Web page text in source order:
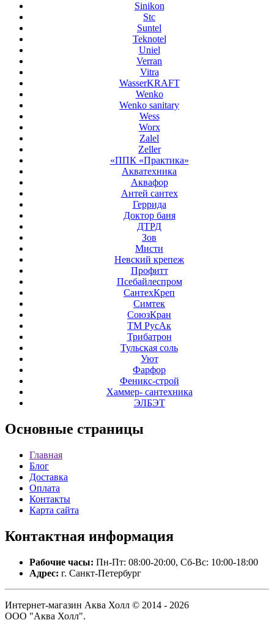
Sinikon
Stc
Suntel
Teknotel
Uniel
Verran
Vitra
WasserKRAFT
Wenko
Wenko sanitary
Wess
Worx
Zalel
Zeller
«ППК «Практика»
Акватехника
Аквафор
Антей сантех
Геррида
Доктор баня
ДТРД
Зов
Мисти
Невский крепеж
Профитт
Псебайлеспром
СантехКреп
Симтек
СоюзКран
ТМ РусАк
Трибатрон
Тульская соль
Уют
Фарфор
Феникс-строй
Хаммер- сантехника
ЭЛБЭТ
Основные страницы
Главная
Блог
Доставка
Оплата
Контакты
Карта сайта
Контактная информация
Рабочие часы: Пн-Пт: 08:00-20:00, Сб-Вс: 10:00-18:00
Адрес: г. Санкт-Петербург
Интернет-магазин Аква Холл © 2014 - 2026
ООО "Аква Холл".